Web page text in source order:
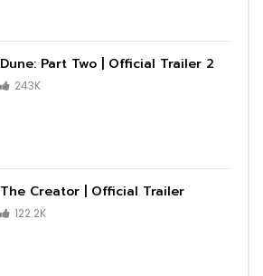
Dune: Part Two | Official Trailer 2
243K
The Creator | Official Trailer
122.2K